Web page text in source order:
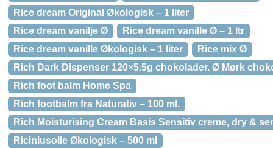
Rice dream Original Økologisk – 1 liter
Rice dream vanilje Ø
Rice dream vanille Ø – 1 ltr
Rice dream vanille Økologisk – 1 liter
Rice mix Ø
Rich Dark Dispenser 120×5.5g chokolader. Ø Mørk
Rich foot balm Home Spa
Rich footbalm fra Naturativ – 100 ml.
Rich Moisturising Cream Basis Sensitiv creme, dry &
Riciniusolie Økologisk – 500 ml